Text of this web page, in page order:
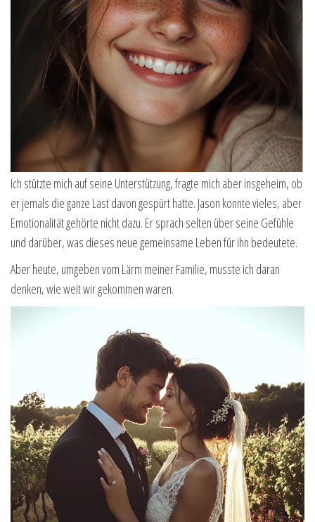
Ich stützte mich auf seine Unterstützung, fragte mich aber insgeheim, ob
er jemals die ganze Last davon gespürt hatte. Jason konnte vieles, aber
Emotionalität gehörte nicht dazu. Er sprach selten über seine Gefühle
und darüber, was dieses neue gemeinsame Leben für ihn bedeutete.
Aber heute, umgeben vom Lärm meiner Familie, musste ich daran
denken, wie weit wir gekommen waren.